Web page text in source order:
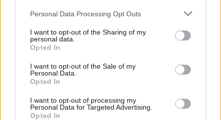
Personal Data Processing Opt Outs
I want to opt-out of the Sharing of my
personal data.
Opted In
I want to opt-out of the Sale of my
Personal Data.
Opted In
I want to opt-out of processing my
Personal Data for Targeted Advertising.
Opted In
Filmy i seriale